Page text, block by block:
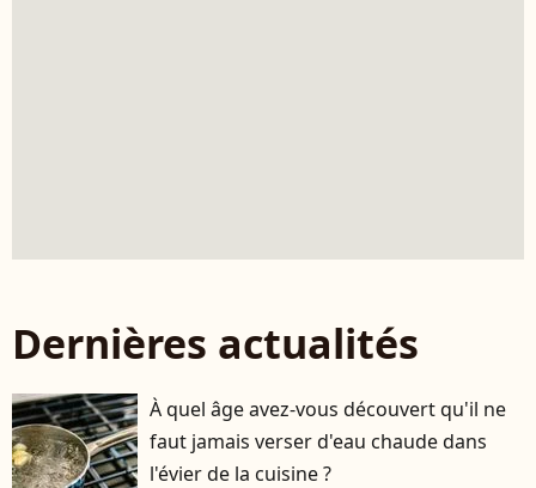
Dernières actualités
À quel âge avez-vous découvert qu'il ne
faut jamais verser d'eau chaude dans
l'évier de la cuisine ?